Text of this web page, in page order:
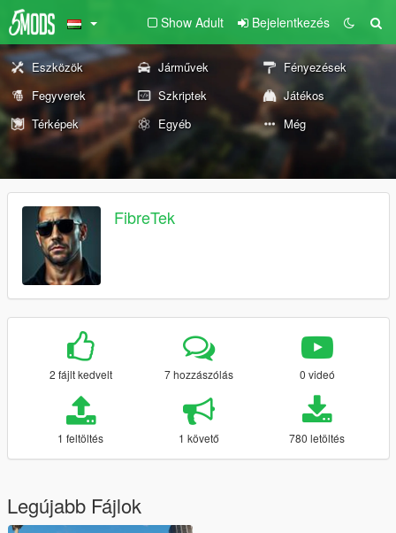
Show Adult Bejelentkezés
Eszközök Járművek
Fényezések
Fegyverek
Szkriptek
Játékos
Térképek
Egyéb Még
FibreTek
2 fájlt kedvelt 7 hozzászólás 0 videó
1 feltöltés 1 követő 780 letöltés
Legújabb Fájlok